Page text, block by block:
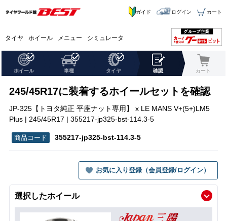
タイヤ ホイール メニュー シミュレータ
ガイド ログイン カート
ホイール 車種 タイヤ 確認 カート
245/45R17に装着するホイールセットを確認
JP-325【トヨタ純正 平座ナット専用】 x LE MANS V+(5+)LM5
Plus | 245/45R17 | 355217-jp325-bst-114.3-5
355217-jp325-bst-114.3-5
お気に入り登録（会員登録/ログイン）
選択したホイール